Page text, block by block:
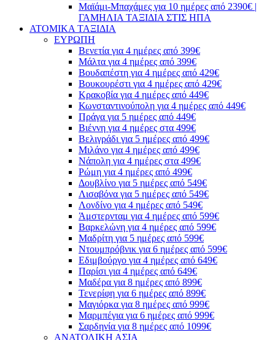
Μαϊάμι-Μπαχάμες για 10 ημέρες από 2390€ |
ΓΑΜΗΛΙΑ ΤΑΞΙΔΙΑ ΣΤΙΣ ΗΠΑ
ΑΤΟΜΙΚΑ ΤΑΞΙΔΙΑ
ΕΥΡΩΠΗ
Βενετία για 4 ημέρες από 399€
Μάλτα για 4 ημέρες από 399€
Βουδαπέστη για 4 ημέρες από 429€
Βουκουρέστι για 4 ημέρες από 429€
Κρακοβία για 4 ημέρες από 449€
Κωνσταντινούπολη για 4 ημέρες από 449€
Πράγα για 5 ημέρες από 449€
Βιέννη για 4 ημέρες στα 499€
Βελιγράδι για 5 ημέρες από 499€
Μιλάνο για 4 ημέρες από 499€
Νάπολη για 4 ημέρες στα 499€
Ρώμη για 4 ημέρες από 499€
Δουβλίνο για 5 ημέρες από 549€
Λισαβόνα για 5 ημέρες από 549€
Λονδίνο για 4 ημέρες από 549€
Άμστερνταμ για 4 ημέρες από 599€
Βαρκελώνη για 4 ημέρες από 599€
Μαδρίτη για 5 ημέρες από 599€
Ντουμπρόβνικ για 6 ημέρες από 599€
Εδιμβούργο για 4 ημέρες από 649€
Παρίσι για 4 ημέρες από 649€
Μαδέρα για 8 ημέρες από 899€
Τενερίφη για 6 ημέρες από 899€
Μαγιόρκα για 8 ημέρες από 999€
Μαρμπέγια για 6 ημέρες από 999€
Σαρδηνία για 8 ημέρες από 1099€
ΑΝΑΤΟΛΙΚΗ ΑΣΙΑ